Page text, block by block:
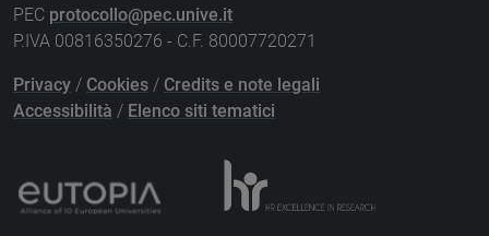
PEC protocollo@pec.unive.it
P.IVA 00816350276 - C.F. 80007720271
Privacy / Cookies / Credits e note legali
Accessibilità / Elenco siti tematici